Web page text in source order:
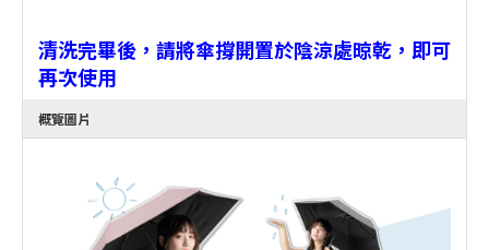
清洗完畢後，請將傘撐開置於陰涼處晾乾，即可
再次使用
概覽圖片